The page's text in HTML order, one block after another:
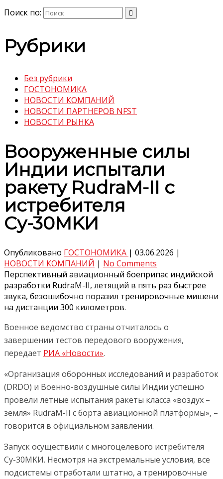
Поиск по:
Рубрики
Без рубрики
ГОСТОНОМИКА
НОВОСТИ КОМПАНИЙ
НОВОСТИ ПАРТНЕРОВ NFST
НОВОСТИ РЫНКА
Вооруженные силы
Индии испытали
ракету RudraM-II с
истребителя
Су-30MKИ
Опубликовано ГОСТОНОМИКА | 03.06.2026 |
НОВОСТИ КОМПАНИЙ | No Comments
Перспективный авиационный боеприпас индийской
разработки RudraM-II, летящий в пять раз быстрее
звука, безошибочно поразил тренировочные мишени
на дистанции 300 километров.
Военное ведомство страны отчиталось о
завершении тестов передового вооружения,
передает РИА «Новости».
«Организация оборонных исследований и разработок
(DRDO) и Военно-воздушные силы Индии успешно
провели летные испытания ракеты класса «воздух –
земля» RudraM-II с борта авиационной платформы», –
говорится в официальном заявлении.
Запуск осуществили с многоцелевого истребителя
Су-30MKИ. Несмотря на экстремальные условия, все
подсистемы отработали штатно, а тренировочные